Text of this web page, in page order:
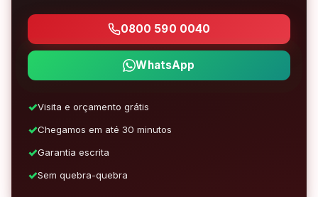
0800 590 0040
WhatsApp
Visita e orçamento grátis
Chegamos em até 30 minutos
Garantia escrita
Sem quebra-quebra